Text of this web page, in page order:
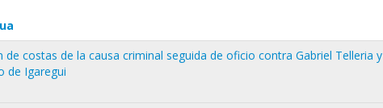
de costas de la causa criminal seguida de oficio contra Gabriel Telleria y
de Igaregui